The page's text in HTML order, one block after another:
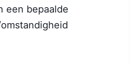
een bepaalde